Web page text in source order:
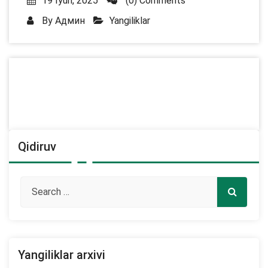
By Админ Yangiliklar
Qidiruv
Yangiliklar arxivi